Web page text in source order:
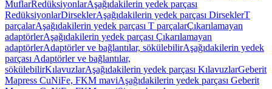
MuflarRedüksiyonlarAşağıdakilerin yedek parçası
RedüksiyonlarDirseklerAşağıdakilerin yedek parçası DirseklerT
parçalarAşağıdakilerin yedek parçası T parçalarÇıkarılamayan
adaptörlerAşağıdakilerin yedek parçası Çıkarılamayan
adaptörlerAdaptörler ve bağlantılar, sökülebilirAşağıdakilerin yedek
parçası Adaptörler ve bağlantılar,
sökülebilirKılavuzlarAşağıdakilerin yedek parçası KılavuzlarGeberit
Mapress CuNiFe, FKM maviAşağıdakilerin yedek parçası Geberit